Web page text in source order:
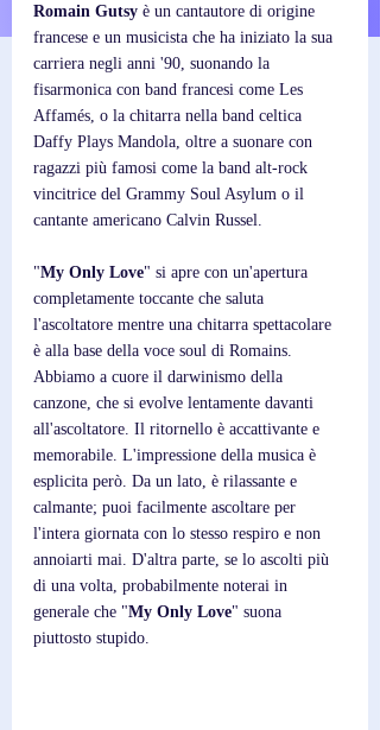
Romain Gutsy è un cantautore di origine
francese e un musicista che ha iniziato la sua
carriera negli anni '90, suonando la
fisarmonica con band francesi come Les
Affamés, o la chitarra nella band celtica
Daffy Plays Mandola, oltre a suonare con
ragazzi più famosi come la band alt-rock
vincitrice del Grammy Soul Asylum o il
cantante americano Calvin Russel.
"My Only Love" si apre con un'apertura
completamente toccante che saluta
l'ascoltatore mentre una chitarra spettacolare
è alla base della voce soul di Romains.
Abbiamo a cuore il darwinismo della
canzone, che si evolve lentamente davanti
all'ascoltatore. Il ritornello è accattivante e
memorabile. L'impressione della musica è
esplicita però. Da un lato, è rilassante e
calmante; puoi facilmente ascoltare per
l'intera giornata con lo stesso respiro e non
annoiarti mai. D'altra parte, se lo ascolti più
di una volta, probabilmente noterai in
generale che "My Only Love" suona
piuttosto stupido.